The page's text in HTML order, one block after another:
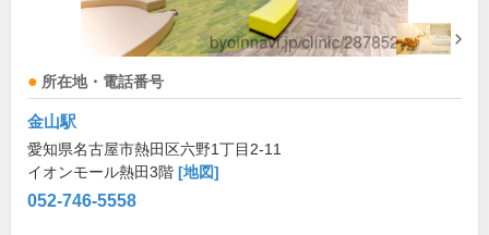
所在地・電話番号
金山駅
愛知県名古屋市熱田区六野1丁目2-11
イオンモール熱田3階 [地図]
052-746-5558